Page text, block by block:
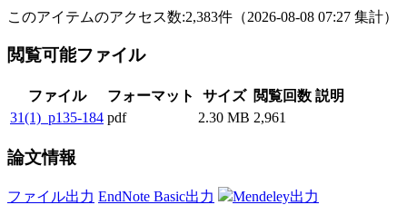
このアイテムのアクセス数:2,383件 （2026-08-08 07:27 集計）
閲覧可能ファイル
ファイル フォーマット サイズ 閲覧回数 説明
31(1)_p135-184 pdf 2.30 MB 2,961
論文情報
ファイル出力 EndNote Basic出力 Mendeley出力